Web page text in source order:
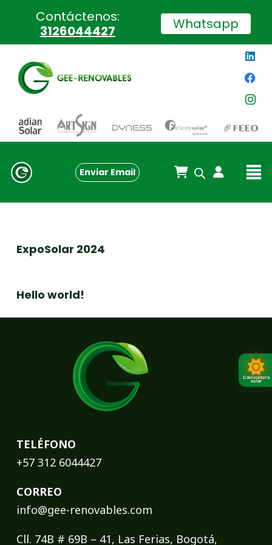
Calculadora
solar
Enviar Email
ExpoSolar 2024
Hello world!
TELÉFONO
+57 312 6044427
CORREO
info@gee-renovables.com
Cll. 74B # 69B – 41, Las Ferias, Bogotá,
Contáctenos:
3126044427
Whatsapp